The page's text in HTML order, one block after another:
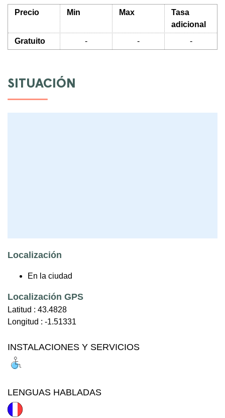
Precio Min Max
Tasa
adicional
Gratuito
- - -
SITUACIÓN
Localización
En la ciudad
Localización GPS
Latitud : 43.4828
Longitud : -1.51331
INSTALACIONES Y SERVICIOS
LENGUAS HABLADAS